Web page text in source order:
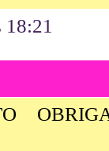
18:21